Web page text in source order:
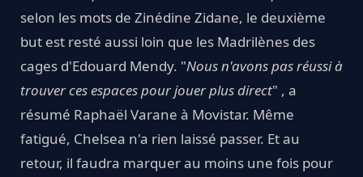
selon les mots de Zinédine Zidane, le deuxième
but est resté aussi loin que les Madrilènes des
cages d'Edouard Mendy. "Nous n'avons pas réussi à
trouver ces espaces pour jouer plus direct" , a
résumé Raphaël Varane à Movistar. Même
fatigué, Chelsea n'a rien laissé passer. Et au
retour, il faudra marquer au moins une fois pour